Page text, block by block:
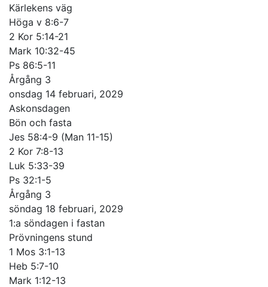
Kärlekens väg
Höga v 8:6-7
2 Kor 5:14-21
Mark 10:32-45
Ps 86:5-11
Årgång 3
onsdag 14 februari, 2029
Askonsdagen
Bön och fasta
Jes 58:4-9 (Man 11-15)
2 Kor 7:8-13
Luk 5:33-39
Ps 32:1-5
Årgång 3
söndag 18 februari, 2029
1:a söndagen i fastan
Prövningens stund
1 Mos 3:1-13
Heb 5:7-10
Mark 1:12-13